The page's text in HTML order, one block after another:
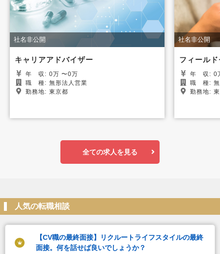
社名非公開
キャリアアドバイザー
年 収:
0万 〜0万
職 種: 無形法人営業
勤務地: 東京都
社名非公開
フィール
年 収:
職 種:
勤務地:
全ての求人を見る
人気の転職相談
【CV職の最終面接】リクルートライフスタイルの最終
面接。何を話せば良いでしょうか？